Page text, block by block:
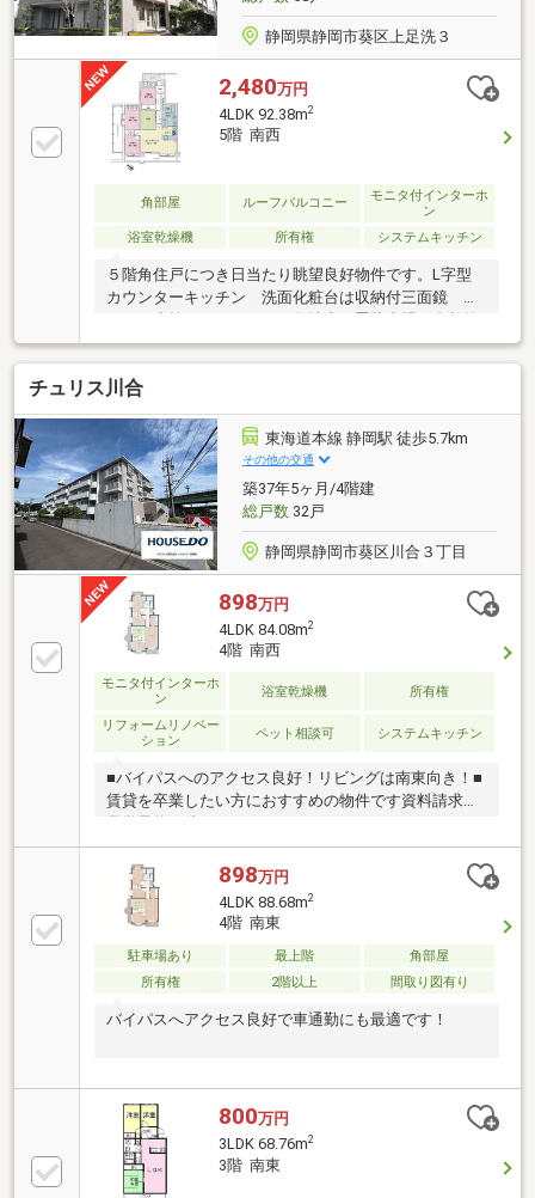
静岡県静岡市葵区上足洗３
2,480万円
4LDK 92.38m2
5階 南西
角部屋 ルーフバルコニー
モニタ付インターホ
ン
浴室乾燥機
所有権 システムキッチン
５階角住戸につき日当たり眺望良好物件です。L字型
カウンターキッチン 洗面化粧台は収納付三面鏡 シ
ャワー水栓／／オーナーは敷地内平置駐車場１台契約
済、継承可能です（月額8000円、2026年3月9日現在）
ルーフバルコニー付の角住戸ＴＶモニター付オートロ
ック不在時でも便利な宅配ボックス
チュリス川合
東海道本線 静岡駅 徒歩5.7km
その他の交通
築37年5ヶ月/4階建
総戸数32戸
静岡県静岡市葵区川合３丁目
898万円
4LDK 84.08m2
4階 南西
モニタ付インターホ
ン
浴室乾燥機 所有権
リフォームリノベー
ション
ペット相談可 システムキッチン
■バイパスへのアクセス良好！リビングは南東向き！■
賃貸を卒業したい方におすすめの物件です資料請求・
898万円
4LDK 88.68m2
4階 南東
駐車場あり 最上階
角部屋
所有権
2階以上 間取り図有り
バイパスへアクセス良好で車通勤にも最適です！
800万円
3LDK 68.76m2
3階 南東